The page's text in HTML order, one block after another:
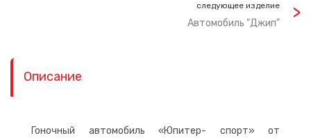
следующее изделие
Автомобиль "Джип"
Описание
Гоночный автомобиль «Юпитер- спорт» от